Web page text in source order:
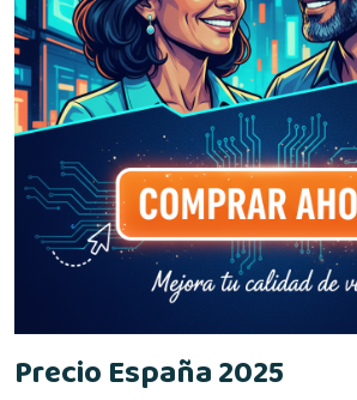
Precio España 2025